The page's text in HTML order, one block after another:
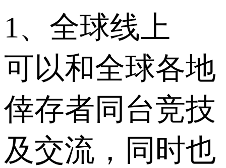
1、全球线上
可以和全球各地
倖存者同台竞技
及交流，同时也